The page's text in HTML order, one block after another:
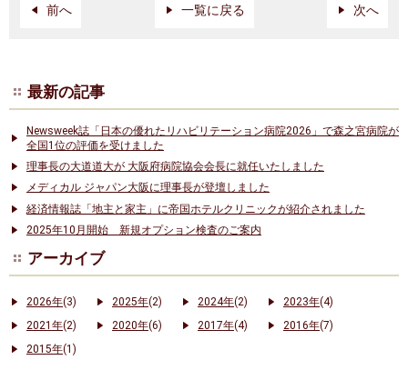
前へ 一覧に戻る 次へ
最新の記事
Newsweek誌「日本の優れたリハビリテーション病院2026」で森之宮病院が
全国1位の評価を受けました
理事長の大道道大が 大阪府病院協会会長に就任いたしました
メディカル ジャパン大阪に理事長が登壇しました
経済情報誌「地主と家主」に帝国ホテルクリニックが紹介されました
2025年10月開始 新規オプション検査のご案内
アーカイブ
2026年(3) 2025年(2) 2024年(2) 2023年(4)
2021年(2) 2020年(6) 2017年(4) 2016年(7)
2015年(1)